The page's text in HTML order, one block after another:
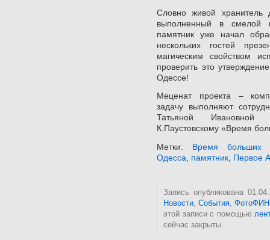
Словно живой хранитель
выполненный в смелой
памятник уже начал
нескольких гостей
магическим свойством
проверить это
Одессе!
Меценат проекта –
задачу выполняют
Татьяной Ивановной
К.Паустовскому «Время
Метки: Время больших
Одесса
памятник Первое
Запись опубликована
Новости События
этой записи с помощью
сейчас закрыты.